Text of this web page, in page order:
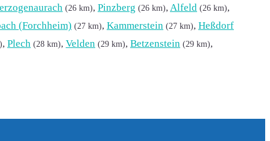
(26 km), Pinzberg (26 km), Alfeld (26 km),
(Forchheim) (27 km), Kammerstein (27 km), Heßdorf
, Plech (28 km), Velden (29 km), Betzenstein (29 km),